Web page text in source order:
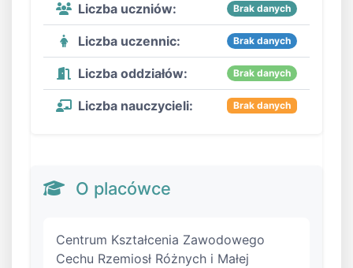
Liczba uczniów: Brak danych
Liczba uczennic: Brak danych
Liczba oddziałów: Brak danych
Liczba nauczycieli: Brak danych
O placówce
Centrum Kształcenia Zawodowego
Cechu Rzemiosł Różnych i Małej